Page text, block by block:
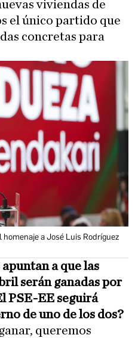
viviendas de
el único partido que
concretas para
homenaje a José Luis Rodríguez
a que las
serán ganadas por
PSE-EE seguirá
de uno de los dos?
queremos